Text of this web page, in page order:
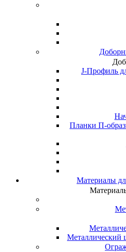
J-Профиль
Планки П-
Материалы
Металлический